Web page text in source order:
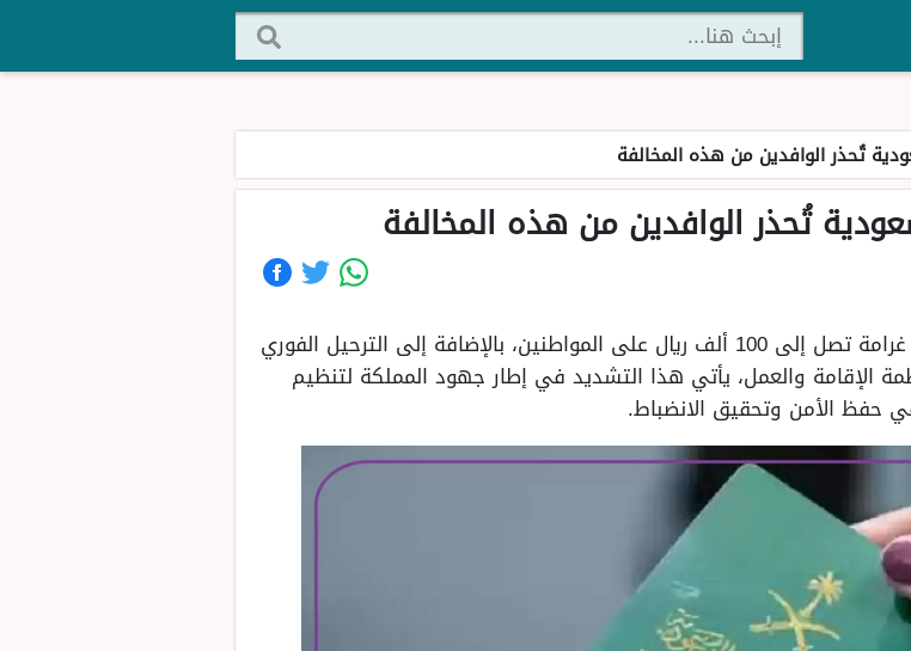
أكدت المديرية العامة للجوازات في السعودية فرض غرامة تصل إلى 100 ألف ريال على المواطنين، بالإضافة إلى الترحيل الفوري
الإقامة والعمل، يأتي هذا التشديد في إطار جهود المملكة لتنظيم
حفظ الأمن وتحقيق الانضباط.